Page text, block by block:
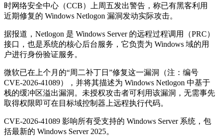
时网络安全中心（CCB）上周五发出警告，称已有黑客利用
近期修复的 Windows Netlogon 漏洞发动实际攻击。
据报道，Netlogon 是 Windows Server 的远程过程调用（PRC）
接口，也是系统的核心后台服务，它负责为 Windows 域的用
户进行身份验证服务。
微软已在上个月的“周二补丁日”修复这一漏洞（注：编号
CVE-2026-41089），并将其描述为 Windows Netlogon 中基于
栈的缓冲区溢出漏洞。未授权攻击者可利用该漏洞，无需事先
取得权限即可在目标域控制器上远程执行代码。
CVE-2026-41089 影响所有受支持的 Windows Server 系统，包
括最新的 Windows Server 2025。